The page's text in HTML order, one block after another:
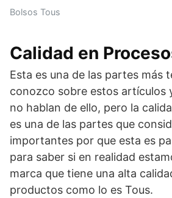
Bolsos Tous
Calidad en
Esta es una de las partes más
conozco sobre estos artículos
no hablan de ello, pero la
es una de las partes que
importantes por que esta es
para saber si en realidad
marca que tiene una alta
productos como lo es Tous.